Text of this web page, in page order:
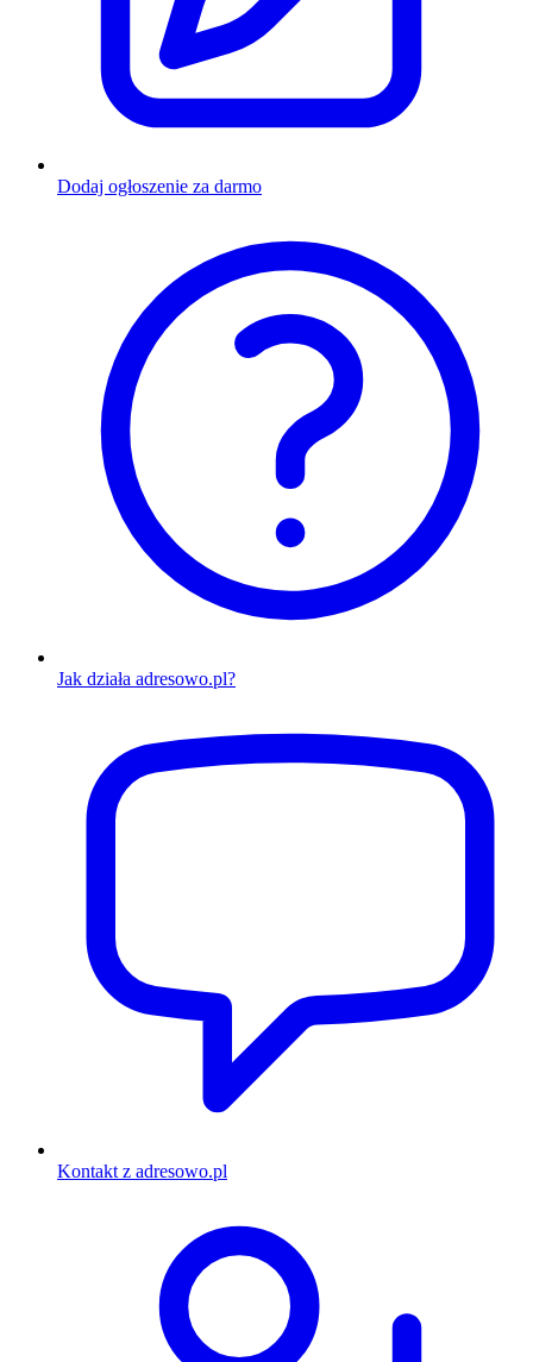
Dodaj ogłoszenie za darmo
Jak działa adresowo.pl?
Kontakt z adresowo.pl